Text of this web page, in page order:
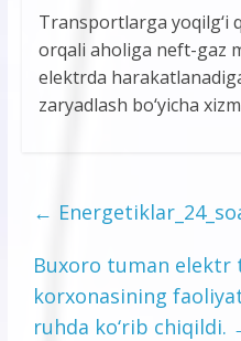
Transportlarga yoqilg‘i
orqali aholiga neft-gaz
elektrda
zaryadlash bo‘yicha
←
Buxoro tuman elektr
korxonasining
ruhda ko‘rib chiqildi.